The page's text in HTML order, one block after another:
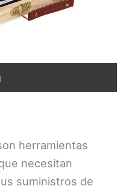
herramientas
necesitan
suministros de